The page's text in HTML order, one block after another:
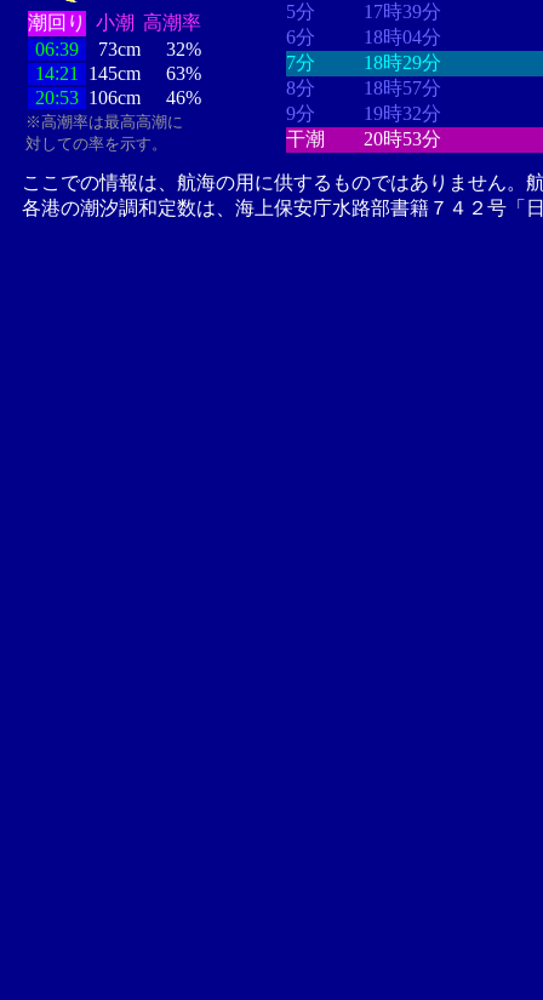
潮回り 小潮 高潮率
06:39
73cm
32%
14:21
145cm
63%
20:53 106cm 46%
※高潮率は最高高潮に
対しての率を示す。
5分
17時39分
6分
18時04分
7分
18時29分
8分
18時57分
9分
19時32分
干潮
20時53分
ここでの情報は、航海の用に供するものではありません。
各港の潮汐調和定数は、海上保安庁水路部書籍７４２号「